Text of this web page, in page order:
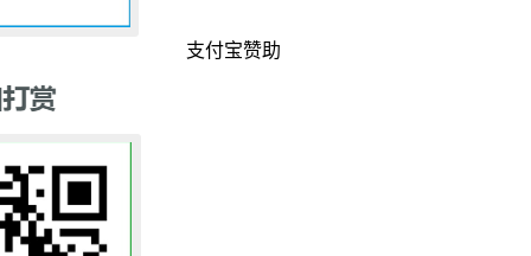
支付宝赞助